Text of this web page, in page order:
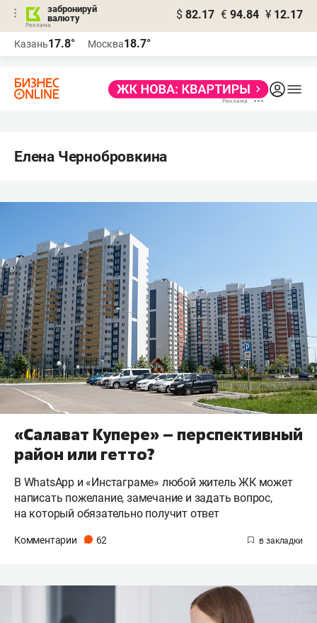
забронируй
валюту
$ 82.17 € 94.84 ¥ 12.17
Казань17.8° Москва18.7°
Елена Чернобровкина
«Салават Купере» – перспективный
район или гетто?
В WhatsApp и «Инстаграме» любой житель ЖК может
написать пожелание, замечание и задать вопрос,
на который обязательно получит ответ
Комментарии 62